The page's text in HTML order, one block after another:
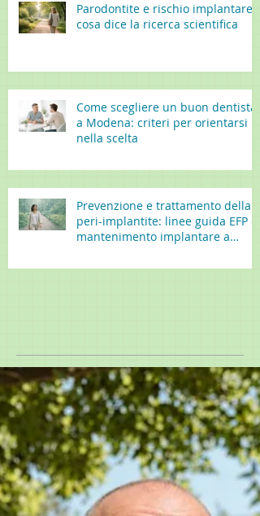
Parodontite e rischio implantare:
cosa dice la ricerca scientifica
Come scegliere un buon dentista
a Modena: criteri per orientarsi
nella scelta
Prevenzione e trattamento della
peri-implantite: linee guida EFP e
mantenimento implantare a